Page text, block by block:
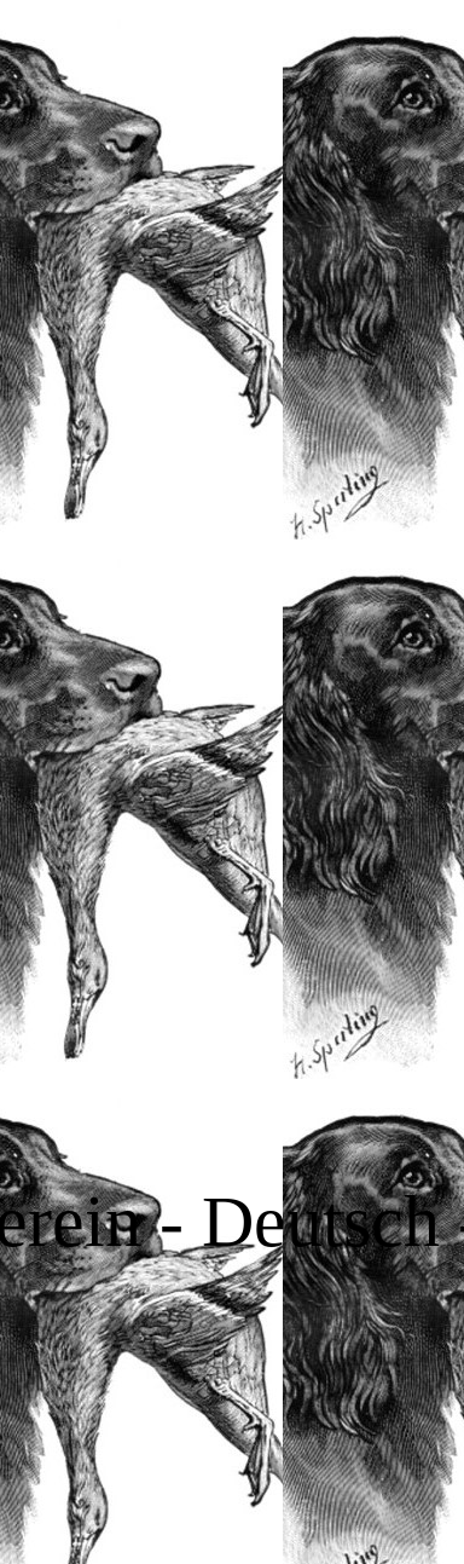
- Deutsch